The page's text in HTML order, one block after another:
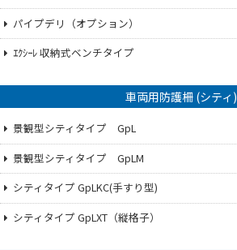
パイプデリ（オプション）
ｴｸｼｰﾚ 収納式ベンチタイプ
車両用防護柵 (シティ)
景観型シティタイプ GpL
景観型シティタイプ GpLM
シティタイプ GpLKC(手すり型)
シティタイプ GpLXT（縦格子）